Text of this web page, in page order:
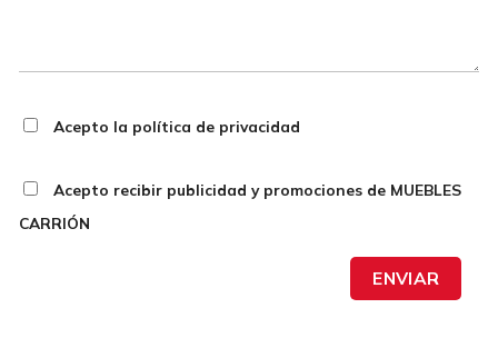
Acepto la política de privacidad
Acepto recibir publicidad y promociones de MUEBLES
CARRIÓN
ENVIAR